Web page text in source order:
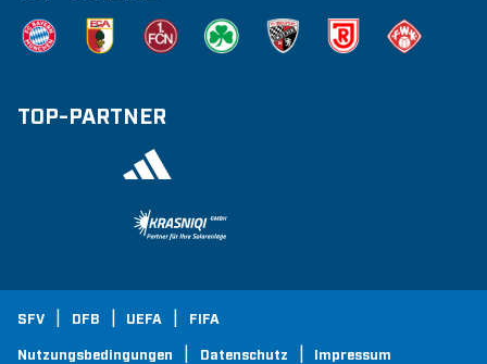
TOP-PARTNER
SFV DFB UEFA FIFA
Nutzungsbedingungen Datenschutz Impressum